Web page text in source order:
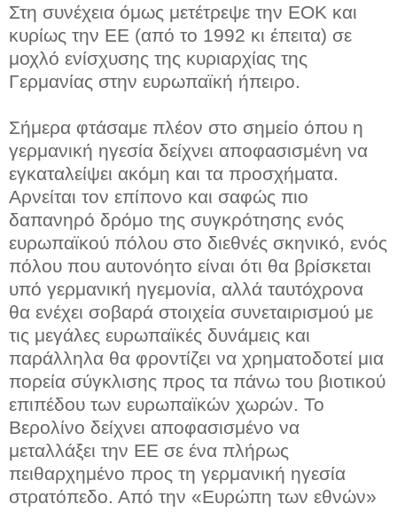
Στη συνέχεια όμως μετέτρεψε την ΕΟΚ και
κυρίως την ΕΕ (από το 1992 κι έπειτα) σε
μοχλό ενίσχυσης της κυριαρχίας της
Γερμανίας στην ευρωπαϊκή ήπειρο.
Σήμερα φτάσαμε πλέον στο σημείο όπου η
γερμανική ηγεσία δείχνει αποφασισμένη να
εγκαταλείψει ακόμη και τα προσχήματα.
Αρνείται τον επίπονο και σαφώς πιο
δαπανηρό δρόμο της συγκρότησης ενός
ευρωπαϊκού πόλου στο διεθνές σκηνικό, ενός
πόλου που αυτονόητο είναι ότι θα βρίσκεται
υπό γερμανική ηγεμονία, αλλά ταυτόχρονα
θα ενέχει σοβαρά στοιχεία συνεταιρισμού με
τις μεγάλες ευρωπαϊκές δυνάμεις και
παράλληλα θα φροντίζει να χρηματοδοτεί μια
πορεία σύγκλισης προς τα πάνω του βιοτικού
επιπέδου των ευρωπαϊκών χωρών. Το
Βερολίνο δείχνει αποφασισμένο να
μεταλλάξει την ΕΕ σε ένα πλήρως
πειθαρχημένο προς τη γερμανική ηγεσία
στρατόπεδο. Από την «Ευρώπη των εθνών»